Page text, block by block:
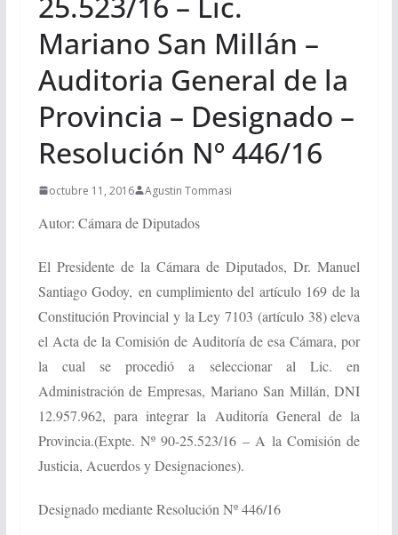
Mariano San Millán –
Auditoria General de la
Provincia – Designado –
Resolución Nº 446/16
octubre 11, 2016 Agustin Tommasi
Autor: Cámara de Diputados
El Presidente de la Cámara de Diputados, Dr. Manuel
Santiago Godoy, en cumplimiento del artículo 169 de la
Constitución Provincial y la Ley 7103 (artículo 38) eleva
el Acta de la Comisión de Auditoría de esa Cámara, por
la cual se procedió a seleccionar al Lic. en
Administración de Empresas, Mariano San Millán, DNI
12.957.962, para integrar la Auditoría General de la
Provincia.(Expte. Nº 90-25.523/16 – A la Comisión de
Justicia, Acuerdos y Designaciones).
Designado mediante Resolución Nº 446/16